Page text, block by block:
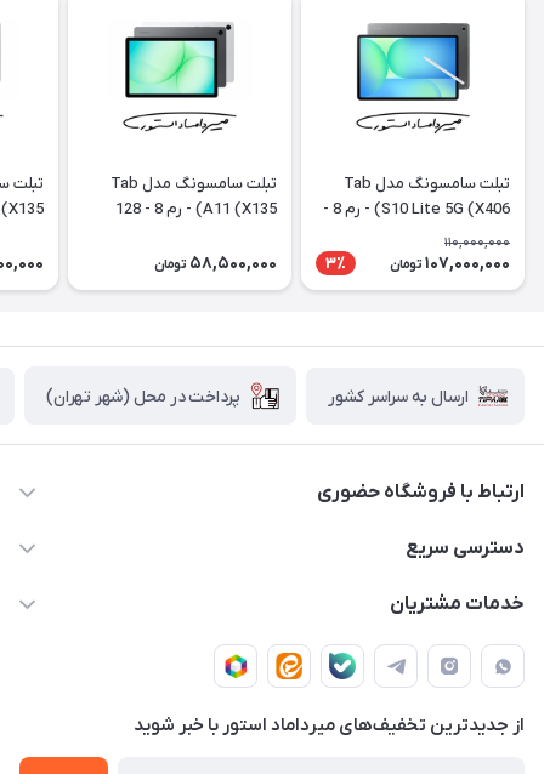
تبلت سامسونگ مدل Tab
S10 Lite 5G (X406) - رم 8 -
256 گیگابایت - با گارانتی و
رجیستری
110,000,000
107,000,000 تومان 3٪
تبلت سامسونگ مدل Tab
A11 (X135) - رم 8 - 128
رجیستری
58,500,000 تومان
ارسال به سراسر کشور پرداخت در محل (شهر تهران)
ارتباط با فروشگاه حضوری
02188874370 - 02188874371
پایتخت - طبقه اول - واحد 172
دسترسی سریع
صـفـحـه اصـلـی
دربـاره مـیـردامـاد اسـتـور
خدمات مشتریان
قـوانـیـن و مـقـررات
روش هـای پـرداخـت
تـیـکـت بـه پـشـتـیـبـانـی
از جدید‌ترین تخفیف‌های میرداماد استور با‌ خبر شوید